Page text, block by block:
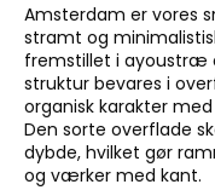
Amsterdam er vores
stramt og
fremstillet i ayoustræ
struktur bevares i
organisk karakter
Den sorte overflade
dybde, hvilket gør
og værker med kant.